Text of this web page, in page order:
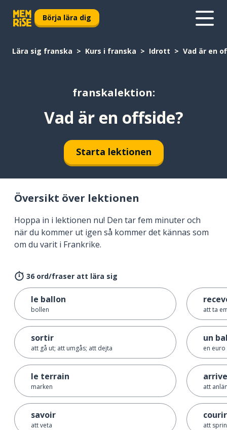
Börja lära dig
Lära sig franska Kurs i franska Idrott Vad är en
franskalektion:
Vad är en offside?
Starta lektionen
Översikt över lektionen
Hoppa in i lektionen nu! Den tar fem minuter och
när du kommer ut igen så kommer det kännas som
om du varit i Frankrike.
36 ord/fraser att lära sig
le ballon
bollen
sortir
att gå ut; att umgås; att dejta
le terrain
marken
savoir
att veta
att ta
un
en euro
att
courir
att